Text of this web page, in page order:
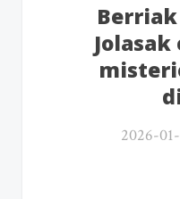
2026-